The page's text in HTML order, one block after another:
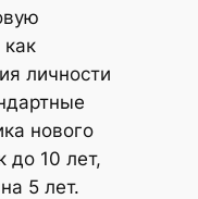
личности
нового
до 10 лет,
5 лет.